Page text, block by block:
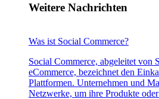
Weitere Nachrichten
Was ist Social Commerce?
Social Commerce, abgeleitet von
eCommerce, bezeichnet den
Plattformen. Unternehmen und
Netzwerke, um ihre Produkte